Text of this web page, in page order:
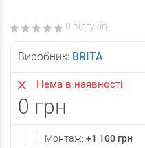
0 відгуків
Виробник: BRITA
Нема в наявності
0 грн
Монтаж: +1 100 грн